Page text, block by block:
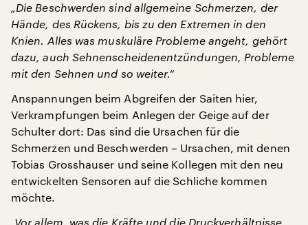
„Die Beschwerden sind allgemeine Schmerzen, der
Hände, des Rückens, bis zu den Extremen in den
Knien. Alles was muskuläre Probleme angeht, gehört
dazu, auch Sehnenscheidenentzündungen, Probleme
mit den Sehnen und so weiter.“
Anspannungen beim Abgreifen der Saiten hier,
Verkrampfungen beim Anlegen der Geige auf der
Schulter dort: Das sind die Ursachen für die
Schmerzen und Beschwerden – Ursachen, mit denen
Tobias Grosshauser und seine Kollegen mit den neu
entwickelten Sensoren auf die Schliche kommen
möchte.
„Vor allem, was die Kräfte und die Druckverhältnisse